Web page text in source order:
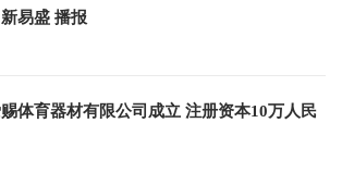
易盛 播报
体育器材有限公司成立 注册资本10万人民